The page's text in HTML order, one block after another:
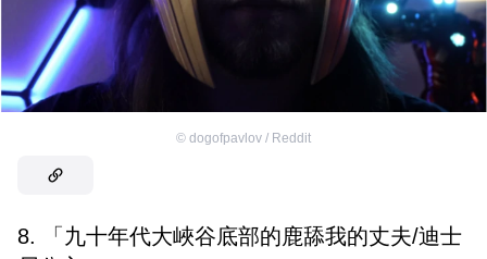
© dogofpavlov / Reddit
8. 「九十年代大峽谷底部的鹿舔我的丈夫/迪士